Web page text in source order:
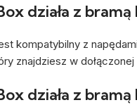
działa z bramą
kompatybilny z
znajdziesz w
działa z bramą